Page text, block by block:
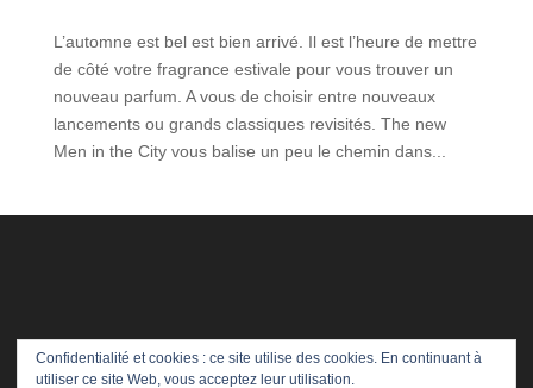
L’automne est bel est bien arrivé. Il est l’heure de mettre
de côté votre fragrance estivale pour vous trouver un
nouveau parfum. A vous de choisir entre nouveaux
lancements ou grands classiques revisités. The new
Men in the City vous balise un peu le chemin dans...
Confidentialité et cookies : ce site utilise des cookies. En continuant à
utiliser ce site Web, vous acceptez leur utilisation.